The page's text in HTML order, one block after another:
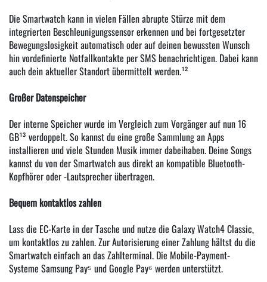
Die Smartwatch kann in vielen Fällen abrupte Stürze mit dem
integrierten Beschleunigungssensor erkennen und bei fortgesetzter
Bewegungslosigkeit automatisch oder auf deinen bewussten Wunsch
hin vordefinierte Notfallkontakte per SMS benachrichtigen. Dabei kann
auch dein aktueller Standort übermittelt werden.¹²
Großer Datenspeicher
Der interne Speicher wurde im Vergleich zum Vorgänger auf nun 16
GB¹³ verdoppelt. So kannst du eine große Sammlung an Apps
installieren und viele Stunden Musik immer dabeihaben. Deine Songs
kannst du von der Smartwatch aus direkt an kompatible Bluetooth-
Kopfhörer oder -Lautsprecher übertragen.
Bequem kontaktlos zahlen
Lass die EC-Karte in der Tasche und nutze die Galaxy Watch4 Classic,
um kontaktlos zu zahlen. Zur Autorisierung einer Zahlung hältst du die
Smartwatch einfach an das Zahlterminal. Die Mobile-Payment-
Systeme Samsung Pay⁵ und Google Pay⁶ werden unterstützt.